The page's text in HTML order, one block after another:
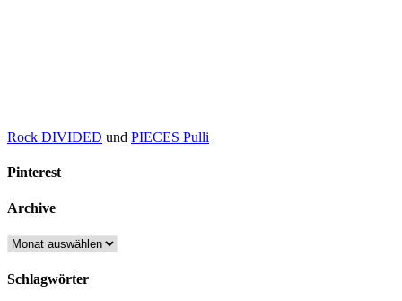
Rock DIVIDED und PIECES Pulli
Pinterest
Archive
Archive
Schlagwörter